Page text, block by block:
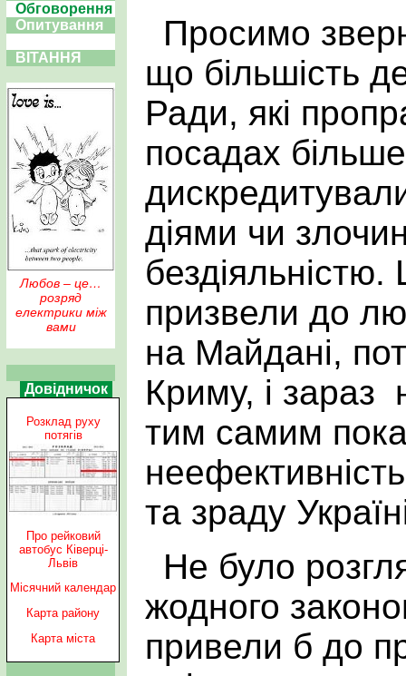
Обговорення
Опитування
ВІТАННЯ
Любов – це…
розряд
електрики між
вами
Довідничок
Розклад руху
потягів
Про рейковий
автобус Ківерці-
Львів
Місячний календар
Карта району
Карта міста
Просимо
що більшість
Ради, які
посадах
діями чи
призвели до
на Майдані,
Криму, і зараз
тим самим
та зраду
Не було
жодного
привели б до